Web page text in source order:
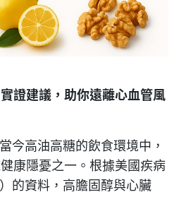
證建議，助你遠離心血管風
今高油高糖的飲食環境中，
康隱憂之一。根據美國疾病
的資料，高膽固醇與心臟